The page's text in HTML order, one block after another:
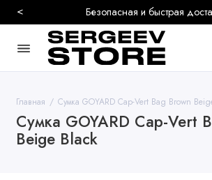
Безопасная и быстрая
<
Главная Сумка GOYARD Cap-Vert Bag Brown
Сумка GOYARD Cap-Vert
Beige Black